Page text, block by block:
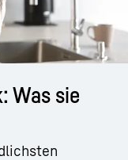
Was sie